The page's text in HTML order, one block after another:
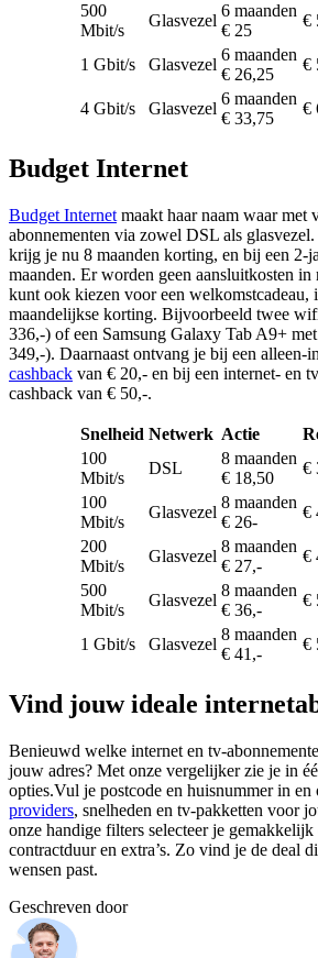
500
Mbit/s
Glasvezel
6 maanden
€ 25
€
1 Gbit/s Glasvezel
6 maanden
€ 26,25
€
4 Gbit/s Glasvezel
6 maanden
€ 33,75
€
Budget Internet
Budget Internet maakt haar naam waar met
abonnementen via zowel DSL als
krijg je nu 8 maanden korting, en bij een 2-
maanden. Er worden geen aansluitkosten in
kunt ook kiezen voor een welkomstcadeau,
maandelijkse korting. Bijvoorbeeld twee
336,-) of een Samsung Galaxy Tab A9+
349,-). Daarnaast ontvang je bij een alleen-
cashback van € 20,- en bij een internet- en
cashback van € 50,-.
Snelheid Netwerk Actie
100
Mbit/s
DSL
8 maanden
€ 18,50
€
100
Mbit/s
Glasvezel
8 maanden
€ 26-
€
200
Mbit/s
Glasvezel
8 maanden
€ 27,-
€
500
Mbit/s
Glasvezel
8 maanden
€ 36,-
€
1 Gbit/s Glasvezel
8 maanden
€ 41,-
€
Vind jouw ideale
Benieuwd welke internet en tv-
jouw adres? Met onze vergelijker zie je in
opties.Vul je postcode en huisnummer in
providers, snelheden en tv-pakketten voor
onze handige filters selecteer je
contractduur en extra’s. Zo vind je de deal
wensen past.
Geschreven door